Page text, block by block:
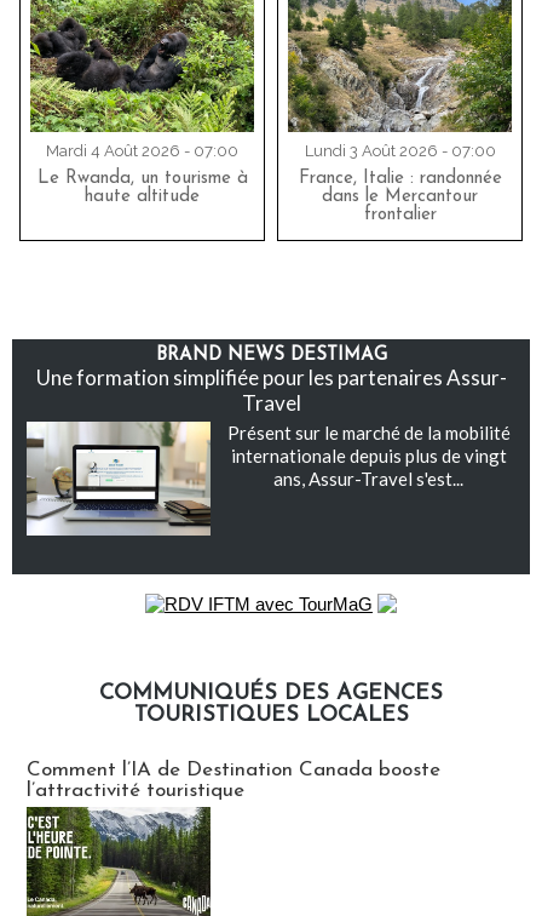
Mardi 4 Août 2026 - 07:00
Le Rwanda, un tourisme à
haute altitude
Lundi 3 Août 2026 - 07:00
France, Italie : randonnée
dans le Mercantour
frontalier
BRAND NEWS DESTIMAG
Une formation simplifiée pour les partenaires Assur-
Travel
Présent sur le marché de la mobilité
internationale depuis plus de vingt
ans, Assur-Travel s'est...
COMMUNIQUÉS DES AGENCES
TOURISTIQUES LOCALES
Comment l’IA de Destination Canada booste
l’attractivité touristique